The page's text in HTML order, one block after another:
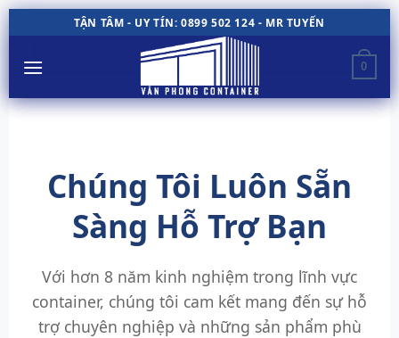
Chuyển
đến
nội
TẬN TÂM - UY TÍN: 0899 502 124 - MR TUYẾN
0
Chúng Tôi Luôn Sẵn
Sàng Hỗ Trợ Bạn
Với hơn 8 năm kinh nghiệm trong lĩnh vực
container, chúng tôi cam kết mang đến sự hỗ
trợ chuyên nghiệp và những sản phẩm phù